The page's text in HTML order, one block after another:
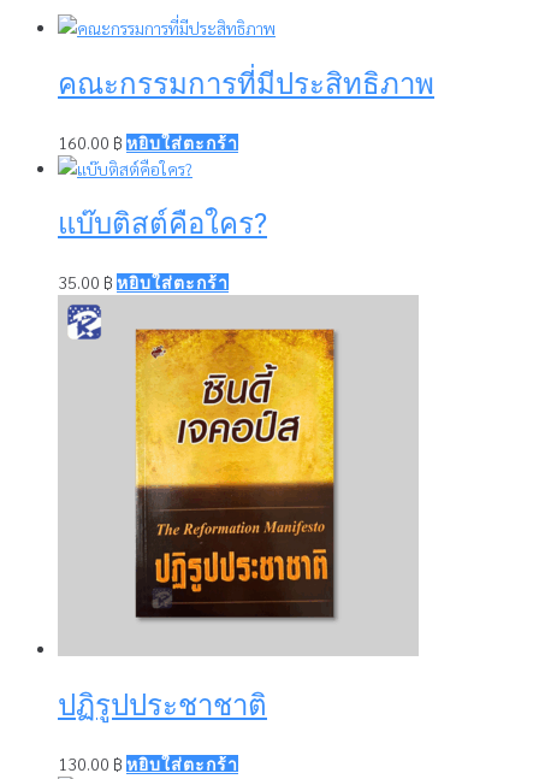
คณะกรรมการที่มีประสิทธิภาพ
160.00 ฿ หยิบใส่ตะกร้า
แบ๊บติสต์คือใคร?
35.00 ฿ หยิบใส่ตะกร้า
ปฏิรูปประชาชาติ
130.00 ฿ หยิบใส่ตะกร้า